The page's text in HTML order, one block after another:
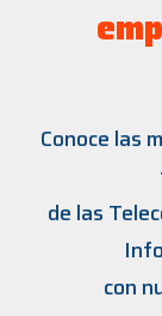
Conoce las
de las
con